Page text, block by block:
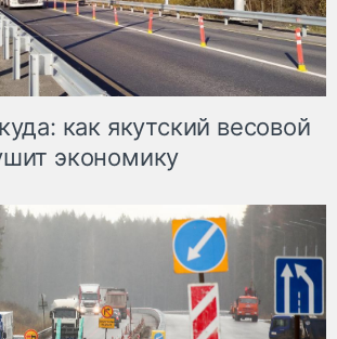
как якутский весовой
экономику